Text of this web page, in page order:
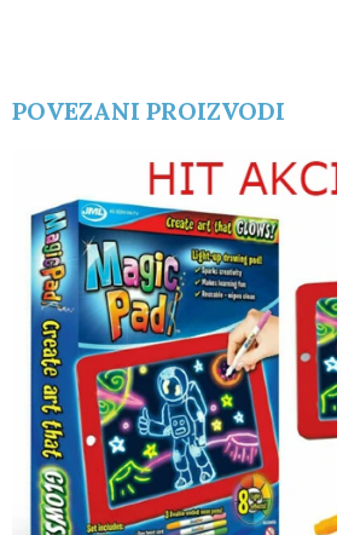
POVEZANI PROIZVODI